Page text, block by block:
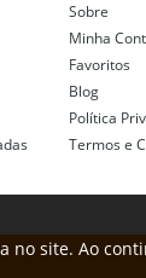
Sobre
Minha
Favoritos
Blog
Política
Termos e
no site. Ao